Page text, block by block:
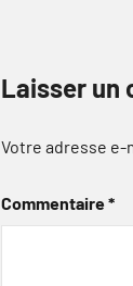
Laisser un
Votre adresse e-
Commentaire*